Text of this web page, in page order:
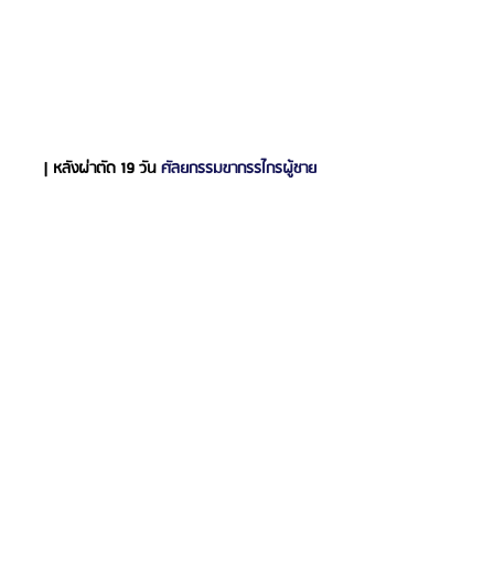
| หลังผ่าตัด 19 วัน ศัลยกรรมขากรรไกรผู้ชาย